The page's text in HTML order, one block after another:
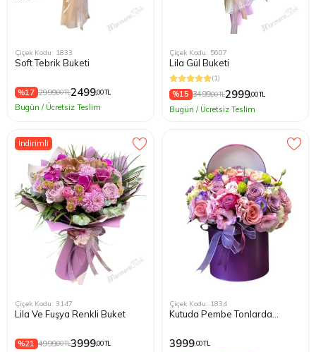
Çiçek Kodu: 1833
Soft Tebrik Buketi
%17 2999,00 TL2499,00 TL
Bugün / Ücretsiz Teslim
Çiçek Kodu: 5607
Lila Gül Buketi
(1)
%15 3499,00 TL2999,00 TL
Bugün / Ücretsiz Teslim
İndirimli
Çiçek Kodu: 3147
Lila Ve Fuşya Renkli Buket
%21 4999,00 TL3999,00 TL
Çiçek Kodu: 1834
Kutuda Pembe Tonlarda
3999,00 TL